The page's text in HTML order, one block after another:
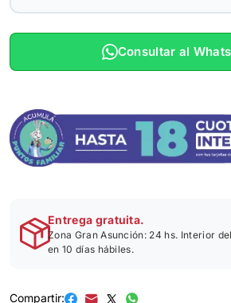
Consultar al
Entrega gratuita.
Zona Gran Asunción: 24 hs. Interior
en 10 días hábiles.
Compartir: